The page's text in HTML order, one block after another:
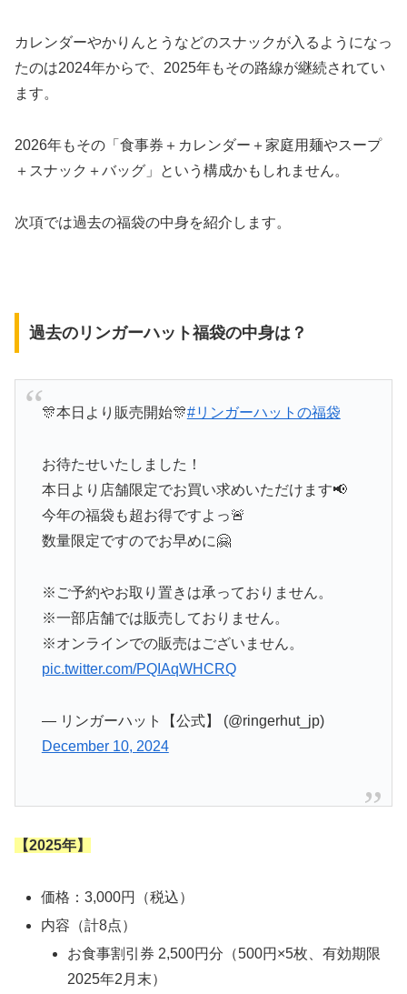
カレンダーやかりんとうなどのスナックが入るようになっ
たのは2024年からで、2025年もその路線が継続されてい
ます。
2026年もその「食事券＋カレンダー＋家庭用麺やスープ
＋スナック＋バッグ」という構成かもしれません。
次項では過去の福袋の中身を紹介します。
過去のリンガーハット福袋の中身は？
🎊本日より販売開始🎊#リンガーハットの福袋
お待たせいたしました！
本日より店舗限定でお買い求めいただけます📢
今年の福袋も超お得ですよっ🚨
数量限定ですのでお早めに🤗
※ご予約やお取り置きは承っておりません。
※一部店舗では販売しておりません。
※オンラインでの販売はございません。
pic.twitter.com/PQIAqWHCRQ
— リンガーハット【公式】 (@ringerhut_jp)
December 10, 2024
【2025年】
価格：3,000円（税込）
内容（計8点）
お食事割引券 2,500円分（500円×5枚、有効期限
2025年2月末）